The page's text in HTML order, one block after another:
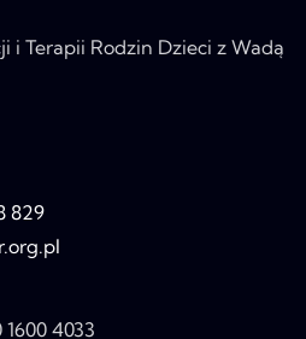
i Terapii Rodzin Dzieci z Wadą
829
4033